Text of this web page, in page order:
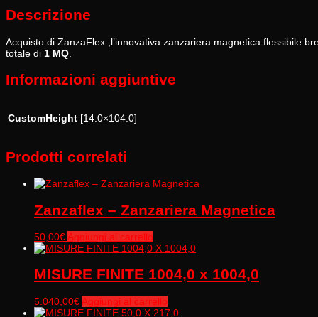
Descrizione
Acquisto di ZanzaFlex ,l’innovativa zanzariera magnetica flessibile
totale di 1 MQ
Informazioni aggiuntive
CustomHeight [14.0×104.0]
Prodotti correlati
Zanzaflex – Zanzariera Magnetica
50,00€ Aggiungi al carrello
MISURE FINITE 1004,0 x 1004,0
5.040,00€ Aggiungi al carrello